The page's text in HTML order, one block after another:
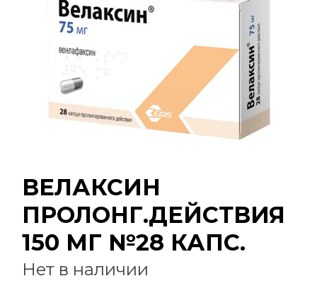
ВЕЛАКСИН
ПРОЛОНГ.ДЕЙСТВИЯ
150 МГ №28 КАПС.
Нет в наличии